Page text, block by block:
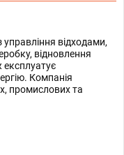
відходами,
відновлення
експлуатує
Компанія
промислових та